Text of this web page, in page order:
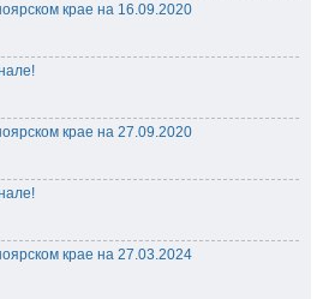
крае на 16.09.2020
крае на 27.09.2020
крае на 27.03.2024